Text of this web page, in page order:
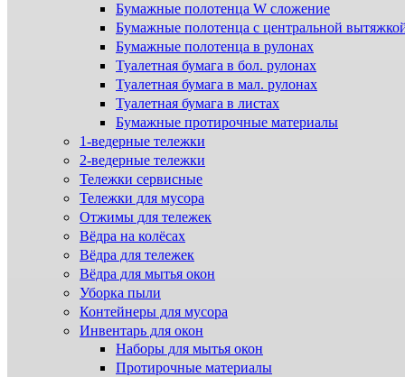
Бумажные полотенца W сложение
Бумажные полотенца с центральной
Бумажные полотенца в рулонах
Туалетная бумага в бол. рулонах
Туалетная бумага в мал. рулонах
Туалетная бумага в листах
Бумажные протирочные материалы
1-ведерные тележки
2-ведерные тележки
Тележки сервисные
Тележки для мусора
Отжимы для тележек
Вёдра на колёсах
Вёдра для тележек
Вёдра для мытья окон
Уборка пыли
Контейнеры для мусора
Инвентарь для окон
Наборы для мытья окон
Протирочные материалы